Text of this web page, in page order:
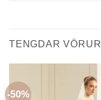
TENGDAR VÖRUR
-50%